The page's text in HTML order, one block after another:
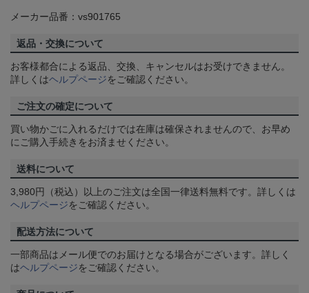
メーカー品番：vs901765
返品・交換について
お客様都合による返品、交換、キャンセルはお受けできません。
詳しくはヘルプページをご確認ください。
ご注文の確定について
買い物かごに入れるだけでは在庫は確保されませんので、お早め
にご購入手続きをお済ませください。
送料について
3,980円（税込）以上のご注文は全国一律送料無料です。詳しくは
ヘルプページをご確認ください。
配送方法について
一部商品はメール便でのお届けとなる場合がございます。詳しく
はヘルプページをご確認ください。